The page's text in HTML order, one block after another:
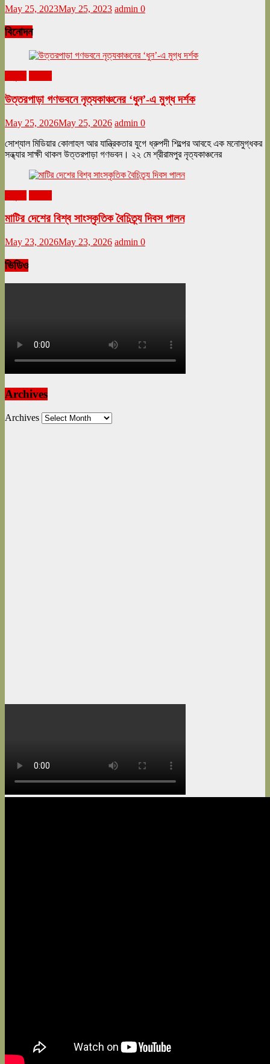
May 25, 2023May 25, 2023 admin 0
বিনোদন
উত্তরপাড়া গণভবনে নৃত্যকাঞ্চনের ‘ধুন’-এ মুগ্ধ দর্শক
May 25, 2026May 25, 2026 admin 0
সোশ্যাল মিডিয়ার কোলাহল আর যান্ত্রিকতার যুগে ধ্রুপদী শিল্পের আবহে এক মনোমুগ্ধকর
সন্ধ্যার সাক্ষী থাকল উত্তরপাড়া গণভবন। ২২ মে শ্রীরামপুর নৃত্যকাঞ্চনের
মাটির দেশের বিশ্ব সাংস্কৃতিক বৈচিত্র্য দিবস পালন
May 23, 2026May 23, 2026 admin 0
ভিডিও
Archives
Archives